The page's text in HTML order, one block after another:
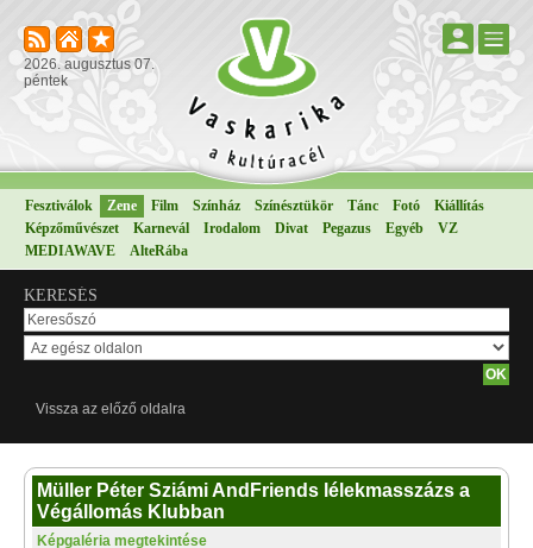
2026. augusztus 07.
péntek
Fesztiválok Zene Film Színház Színésztükör Tánc Fotó
Kiállítás
Képzőművészet
Karnevál Irodalom Divat Pegazus Egyéb
VZ
MEDIAWAVE
AlteRába
KERESÉS
Vissza az előző oldalra
Müller Péter Sziámi AndFriends lélekmasszázs a
Végállomás Klubban
Képgaléria megtekintése